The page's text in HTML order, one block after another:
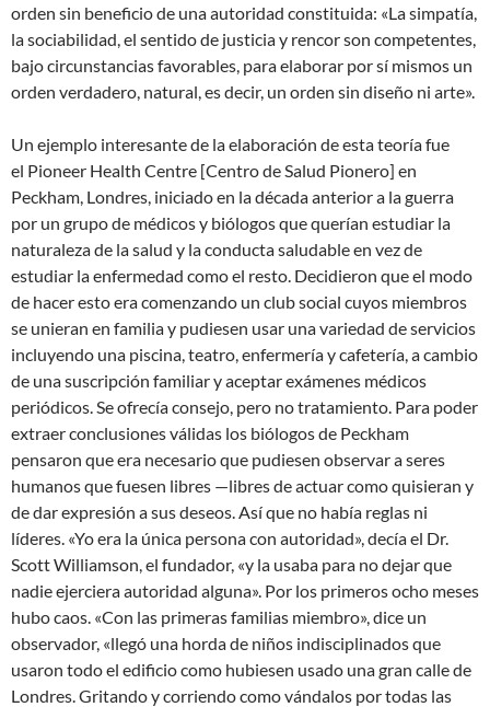
orden sin beneficio de una autoridad constituida: «La simpatía,
la sociabilidad, el sentido de justicia y rencor son competentes,
bajo circunstancias favorables, para elaborar por sí mismos un
orden verdadero, natural, es decir, un orden sin diseño ni arte».
Un ejemplo interesante de la elaboración de esta teoría fue
el Pioneer Health Centre [Centro de Salud Pionero] en
Peckham, Londres, iniciado en la década anterior a la guerra
por un grupo de médicos y biólogos que querían estudiar la
naturaleza de la salud y la conducta saludable en vez de
estudiar la enfermedad como el resto. Decidieron que el modo
de hacer esto era comenzando un club social cuyos miembros
se unieran en familia y pudiesen usar una variedad de servicios
incluyendo una piscina, teatro, enfermería y cafetería, a cambio
de una suscripción familiar y aceptar exámenes médicos
periódicos. Se ofrecía consejo, pero no tratamiento. Para poder
extraer conclusiones válidas los biólogos de Peckham
pensaron que era necesario que pudiesen observar a seres
humanos que fuesen libres —libres de actuar como quisieran y
de dar expresión a sus deseos. Así que no había reglas ni
líderes. «Yo era la única persona con autoridad», decía el Dr.
Scott Williamson, el fundador, «y la usaba para no dejar que
nadie ejerciera autoridad alguna». Por los primeros ocho meses
hubo caos. «Con las primeras familias miembro», dice un
observador, «llegó una horda de niños indisciplinados que
usaron todo el edificio como hubiesen usado una gran calle de
Londres. Gritando y corriendo como vándalos por todas las